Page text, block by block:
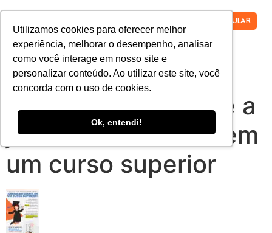
Utilizamos cookies para oferecer melhor
experiência, melhorar o desempenho, analisar
como você interage em nosso site e
personalizar conteúdo. Ao utilizar este site, você
concorda com o uso de cookies.
Ok, entendi!
VESTIBULAR
Tudo que você
precisa saber sobre a
jornada estudantil em
um curso superior